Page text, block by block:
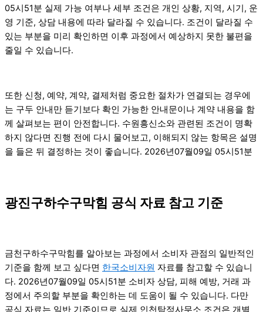
05시51분 실제 가능 여부나 세부 조건은 개인 상황, 지역, 시기, 운
영 기준, 상담 내용에 따라 달라질 수 있습니다. 조건이 달라질 수
있는 부분을 미리 확인하면 이후 과정에서 예상하지 못한 불편을
줄일 수 있습니다.
또한 신청, 예약, 계약, 결제처럼 중요한 절차가 연결되는 경우에
는 구두 안내만 듣기보다 확인 가능한 안내문이나 계약 내용을 함
께 살펴보는 편이 안전합니다. 수원흥신소와 관련된 조건이 명확
하지 않다면 진행 전에 다시 물어보고, 이해되지 않는 항목은 설명
을 들은 뒤 결정하는 것이 좋습니다. 2026년07월09일 05시51분
광진구하수구막힘 공식 자료 참고 기준
금천구하수구막힘를 알아보는 과정에서 소비자 관점의 일반적인
기준을 함께 보고 싶다면 한국소비자원 자료를 참고할 수 있습니
다. 2026년07월09일 05시51분 소비자 상담, 피해 예방, 거래 과
정에서 주의할 부분을 확인하는 데 도움이 될 수 있습니다. 다만
공식 자료는 일반 기준이므로 실제 인천탐정사무소 조건은 개별